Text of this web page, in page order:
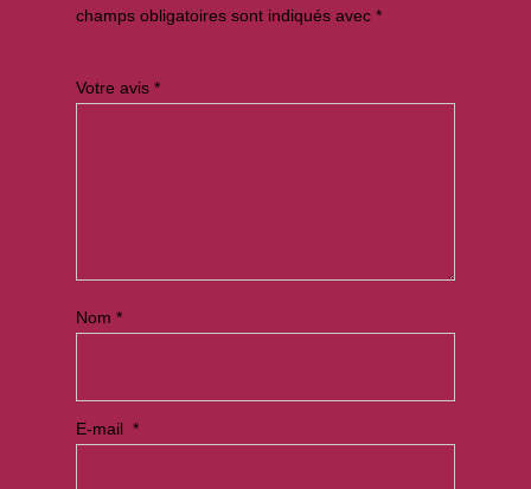
champs obligatoires sont indiqués avec *
Votre avis *
Nom *
E-mail *